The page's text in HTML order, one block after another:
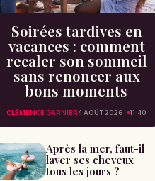
Soirées tardives en
vacances : comment
recaler son sommeil
sans renoncer aux
bons moments
CLÉMENCE GARNIER4 AOÛT 2026 11:40
Après la mer, faut-il
laver ses cheveux
tous les jours ?